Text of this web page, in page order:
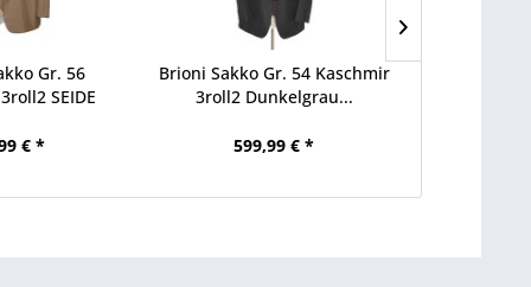
Gr. 56
SEIDE
€ *
Brioni Sakko Gr. 54 Kaschmir
3roll2 Dunkelgrau...
599,99 € *